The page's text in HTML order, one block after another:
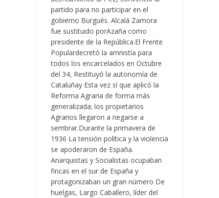
partido para no participar en el
gobierno Burgués. Alcalá Zamora
fue sustituido porAzaña como
presidente de la República.El Frente
Populardecretó la amnistía para
todos los encarcelados en Octubre
del 34, Restituyó la autonomía de
Cataluñay Esta vez sí que aplicó la
Reforma Agraria de forma más
generalizada; los propietarios
Agrarios llegaron a negarse a
sembrar.Durante la primavera de
1936 La tensión política y la violencia
se apoderaron de España.
Anarquistas y Socialistas ocupaban
fincas en el sur de España y
protagonizaban un gran número De
huelgas, Largo Caballero, líder del